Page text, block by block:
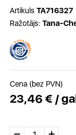
Artikuls TA716327
Ražotājs: Tana-
Cena (bez PVN)
23,46 € /